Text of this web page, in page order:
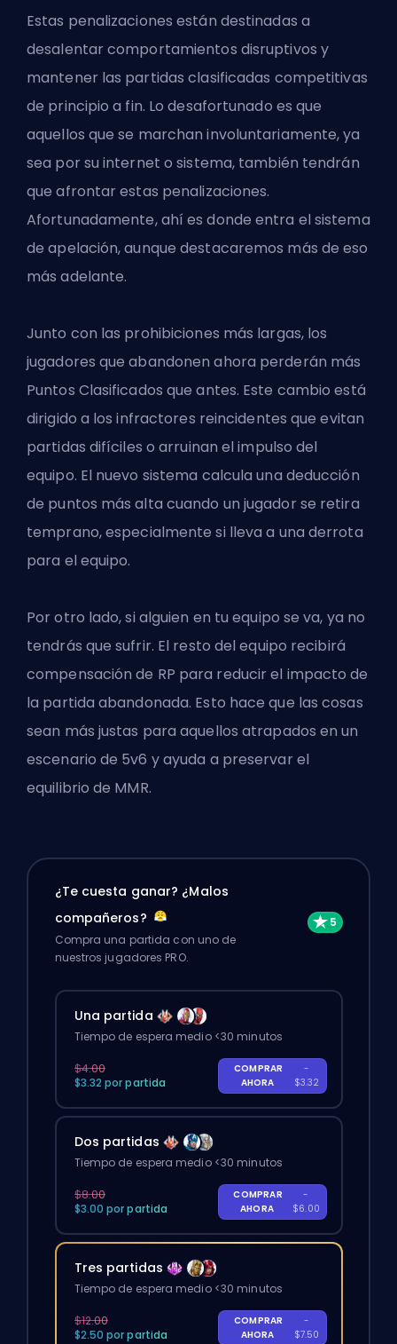
Estas penalizaciones están destinadas a
desalentar comportamientos disruptivos y
mantener las partidas clasificadas competitivas
de principio a fin. Lo desafortunado es que
aquellos que se marchan involuntariamente, ya
sea por su internet o sistema, también tendrán
que afrontar estas penalizaciones.
Afortunadamente, ahí es donde entra el sistema
de apelación, aunque destacaremos más de eso
más adelante.
Junto con las prohibiciones más largas, los
jugadores que abandonen ahora perderán más
Puntos Clasificados que antes. Este cambio está
dirigido a los infractores reincidentes que evitan
partidas difíciles o arruinan el impulso del
equipo. El nuevo sistema calcula una deducción
de puntos más alta cuando un jugador se retira
temprano, especialmente si lleva a una derrota
para el equipo.
Por otro lado, si alguien en tu equipo se va, ya no
tendrás que sufrir. El resto del equipo recibirá
compensación de RP para reducir el impacto de
la partida abandonada. Esto hace que las cosas
sean más justas para aquellos atrapados en un
escenario de 5v6 y ayuda a preservar el
equilibrio de MMR.
¿Te cuesta ganar? ¿Malos
compañeros?
Compra una partida con uno de
nuestros jugadores PRO.
Una partida
Tiempo de espera medio <30 minutos
$4.00
$3.32 por partida
COMPRAR
AHORA
-
$3.32
Dos partidas
Tiempo de espera medio <30 minutos
$8.00
$3.00 por partida
COMPRAR
AHORA
-
$6.00
Tres partidas
Tiempo de espera medio <30 minutos
$12.00
$2.50 por partida
COMPRAR
AHORA
-
$7.50